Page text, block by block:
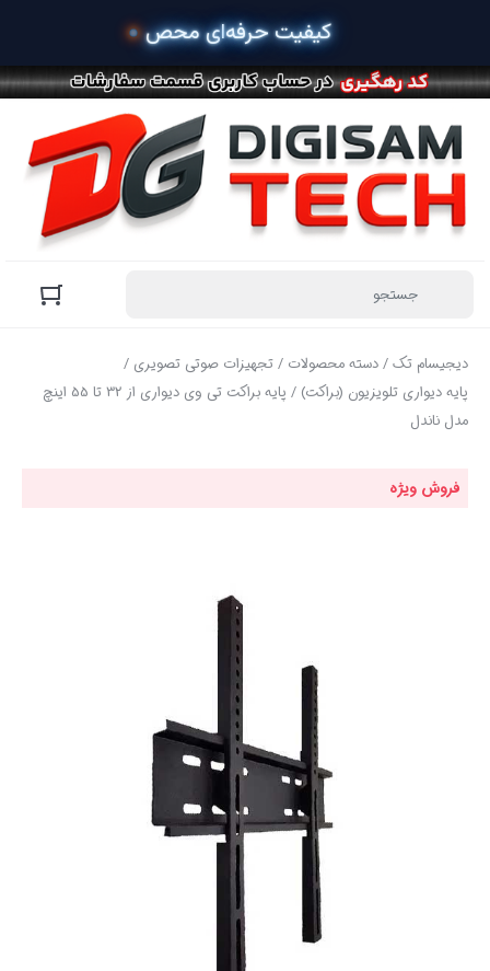
دیجیسام تک/دسته محصولات /تجهیزات صوتی تصویری /
پایه دیواری تلویزیون (براکت)
/ پایه براکت تی وی دیواری از 32 تا 55 اینچ
مدل ناندل
فروش ویژه